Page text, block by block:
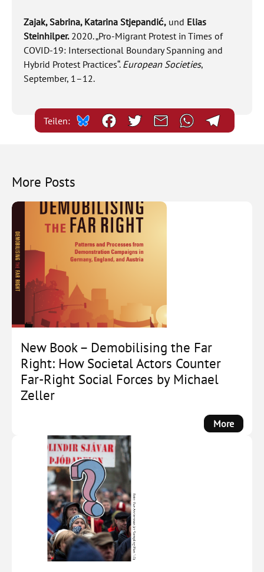
Zajak, Sabrina, Katarina Stjepandić, und Elias
Steinhilper.2020. „Pro-Migrant Protest in Times of
COVID-19: Intersectional Boundary Spanning and
Hybrid Protest Practices“.European Societies,
September, 1–12.
Teilen:
More Posts
New Book – Demobilising the Far
Right: How Societal Actors Counter
Far-Right Social Forces by Michael
Zeller
More: